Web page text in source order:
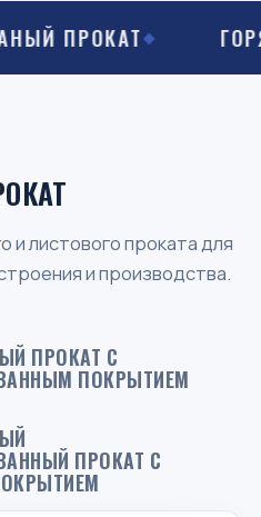
и листового проката для
и производства.
ПРОКАТ С
ПОКРЫТИЕМ
ПРОКАТ С